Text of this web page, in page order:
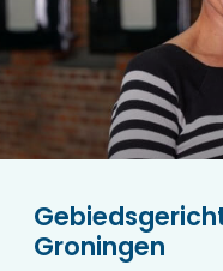
Groningen